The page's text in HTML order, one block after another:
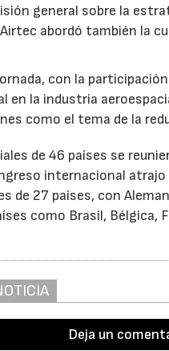
general sobre la
abordó también la
con la
la industria
como el tema de la
de 46 países se
internacional
27 países, con
como Brasil,
Deja un